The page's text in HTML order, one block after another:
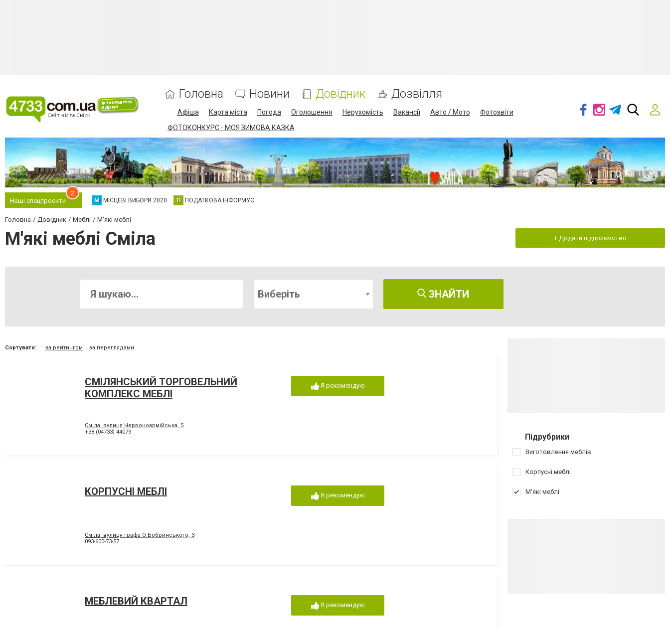
Головна Новини Довідник Дозвілля
Афіша Карта міста Погода Оголошення Нерухомість Вакансії Авто / Мото
Фотозвіти
ФОТОКОНКУРС - МОЯ ЗИМОВА КАЗКА
Наші спецпроєкти
2
М МІСЦЕВІ ВИБОРИ 2020 П ПОДАТКОВА ІНФОРМУЄ
Головна Довідник Меблі М'які меблі
М'які меблі Сміла + Додати підприємство
Виберіть ЗНАЙТИ
Сортувати: за рейтингом за переглядами
СМІЛЯНСЬКИЙ ТОРГОВЕЛЬНИЙ
КОМПЛЕКС МЕБЛІ
Сміла, вулиця Червоноармійська, 5
+38 (04733) 44079
Я рекомендую
КОРПУСНІ МЕБЛІ
Сміла, вулиця графа О.Бобринського, 3
093-600-73-57
Я рекомендую
МЕБЛЕВИЙ КВАРТАЛ Я рекомендую
Підрубрики
Виготовлення меблів
Корпусні меблі
М'які меблі